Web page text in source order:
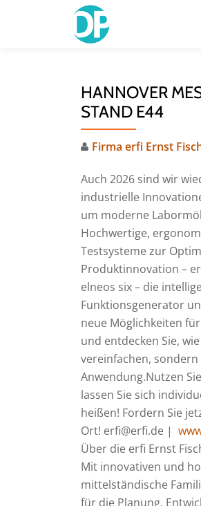
HANNOVER
STAND E44
Firma erfi Ernst
Auch 2026 sind wir
industrielle
um moderne
Hochwertige,
Testsysteme zur
Produktinnovation –
elneos six – die
Funktionsgenerator
neue Möglichkeiten
und entdecken Sie,
vereinfachen,
Anwendung.Nutzen
lassen Sie sich
heißen! Fordern Sie
Ort! erfi@erfi.de |
Über die erfi Ernst
Mit innovativen und
mittelständische
für die Planung,